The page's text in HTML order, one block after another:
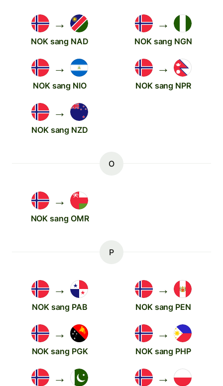
→
NOK sang NAD
→
NOK sang NGN
→
NOK sang NIO
→
NOK sang NPR
→
NOK sang NZD
O
→
NOK sang OMR
P
→
NOK sang PAB
→
NOK sang PEN
→
NOK sang PGK
→
NOK sang PHP
→ →